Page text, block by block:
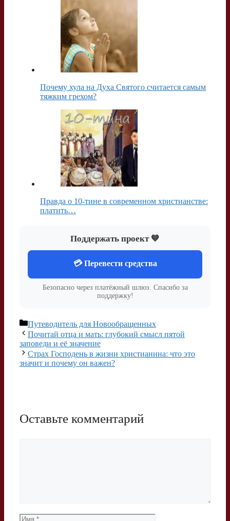
Почему хула на Духа Святого считается самым
тяжким грехом?
Правда о 10-тине в современном христианстве:
платить…
Поддержать проект 💙
💳 Перевести средства
Безопасно через платёжный шлюз. Спасибо за
поддержку!
Рубрики
Путеводитель для Новообращенных
Почитай отца и мать: глубокий смысл пятой
заповеди и её значение
Страх Господень в жизни христианина: что это
значит и почему он важен?
Оставьте комментарий
Имя